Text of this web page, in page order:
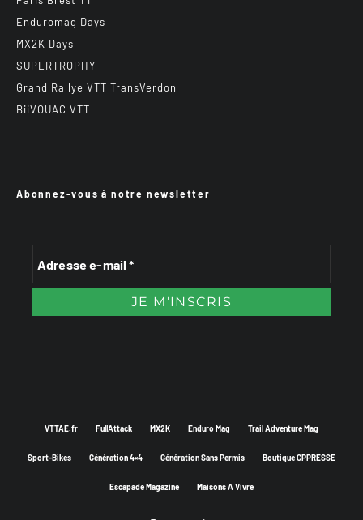
Enduromag Days
MX2K Days
SUPERTROPHY
Grand Rallye VTT TransVerdon
BiiVOUAC VTT
Abonnez-vous à notre newsletter
VTTAE.fr FullAttack MX2K Enduro Mag Trail Adventure Mag
Sport-Bikes Génération 4×4 Génération Sans Permis Boutique CPPRESSE
Escapade Magazine Maisons A Vivre